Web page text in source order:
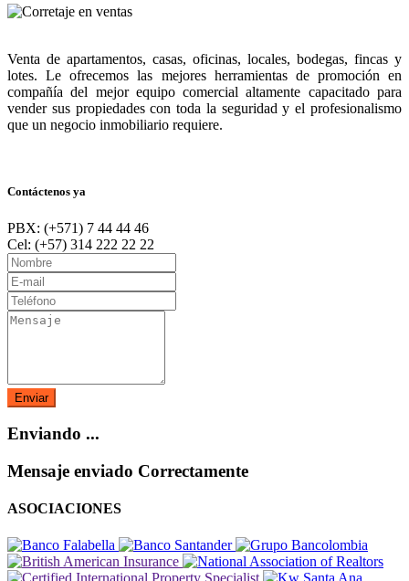
Venta de apartamentos, casas, oficinas, locales, bodegas, fincas y
lotes. Le ofrecemos las mejores herramientas de promoción en
compañía del mejor equipo comercial altamente capacitado para
vender sus propiedades con toda la seguridad y el profesionalismo
que un negocio inmobiliario requiere.
Contáctenos ya
PBX: (+571) 7 44 44 46
Cel: (+57) 314 222 22 22
Enviar
Enviando ...
Mensaje enviado Correctamente
ASOCIACIONES